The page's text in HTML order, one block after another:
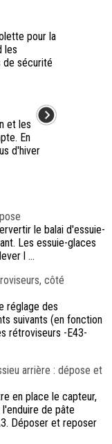
pour la
les
de sécurité
et les
En
d'hiver
le balai d'essuie-
Les essuie-glaces
l ...
côté
réglage des
suivants (en fonction
rétroviseurs -E43-
arrière : dépose et
en place le capteur,
de pâte
Déposer et reposer